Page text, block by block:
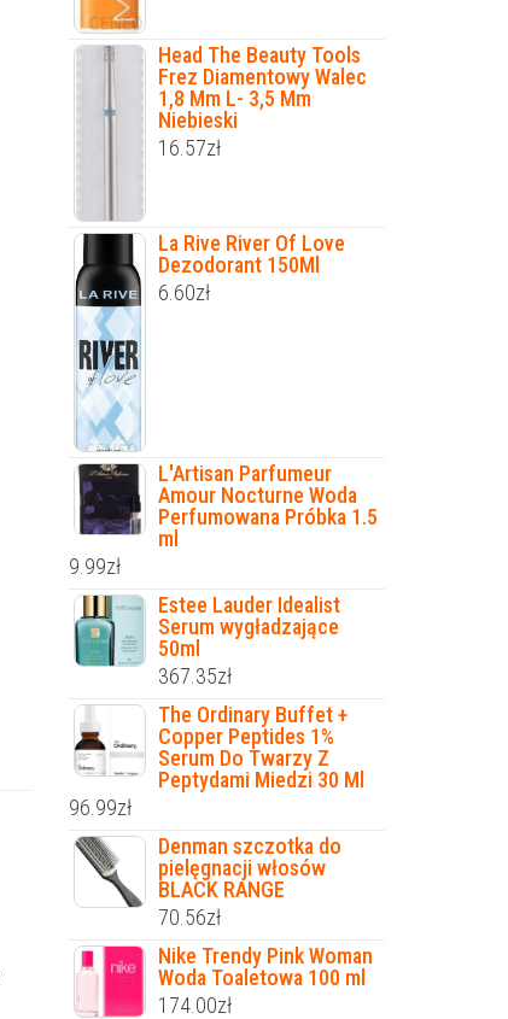
Head The Beauty Tools
Frez Diamentowy Walec
1,8 Mm L- 3,5 Mm
Niebieski
16.57zł
La Rive River Of Love
Dezodorant 150Ml
6.60zł
L'Artisan Parfumeur
Amour Nocturne Woda
Perfumowana Próbka 1.5
ml
9.99zł
Estee Lauder Idealist
Serum wygładzające
50ml
367.35zł
The Ordinary Buffet +
Copper Peptides 1%
Serum Do Twarzy Z
Peptydami Miedzi 30 Ml
96.99zł
Denman szczotka do
pielęgnacji włosów
BLACK RANGE
70.56zł
Nike Trendy Pink Woman
Woda Toaletowa 100 ml
174.00zł